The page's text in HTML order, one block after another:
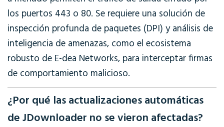
los puertos 443 o 80. Se requiere una solución de
inspección profunda de paquetes (DPI) y análisis de
inteligencia de amenazas, como el ecosistema
robusto de E-dea Networks, para interceptar firmas
de comportamiento malicioso.
¿Por qué las actualizaciones automáticas
de JDownloader no se vieron afectadas?